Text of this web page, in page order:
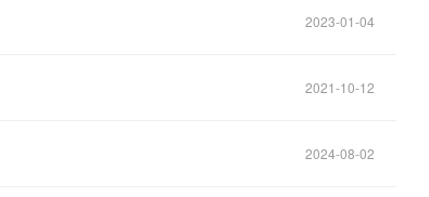
2023-01-04
2021-10-12
2024-08-02